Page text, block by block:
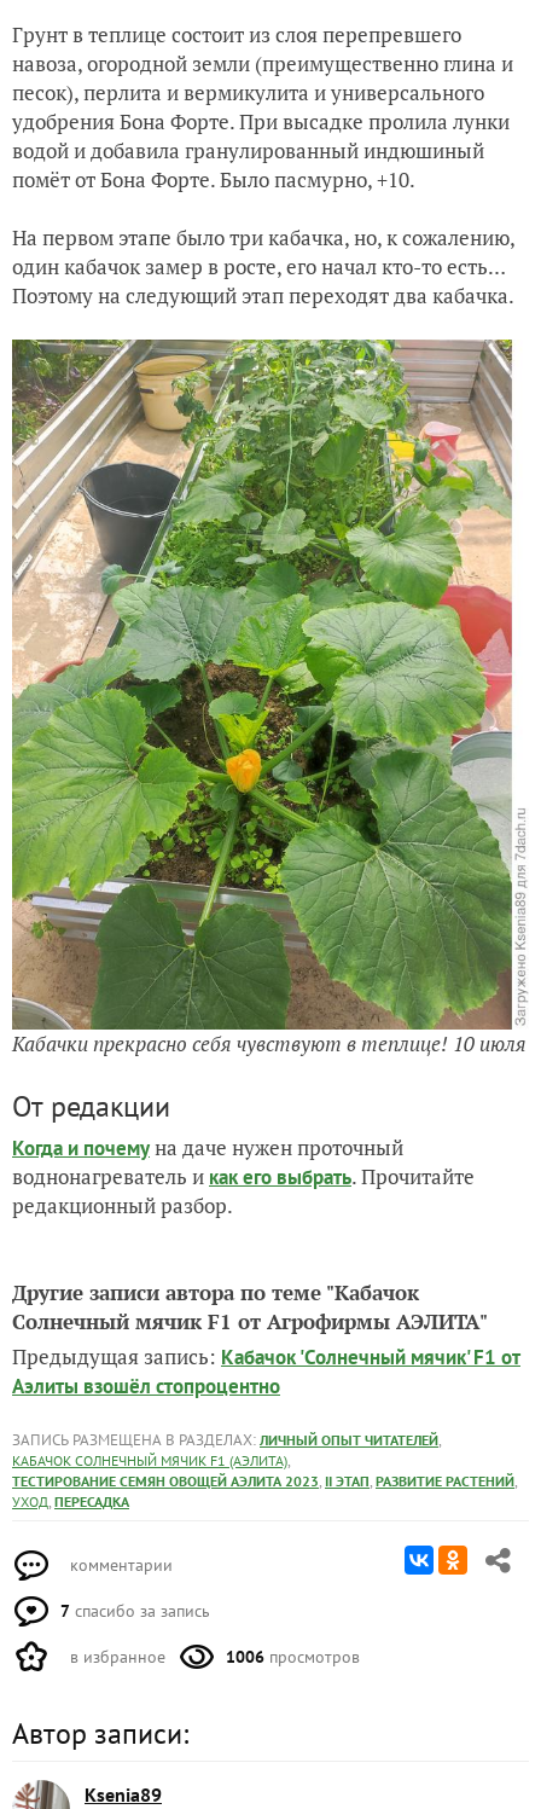
Грунт в теплице состоит из слоя перепревшего
навоза, огородной земли (преимущественно глина и
песок), перлита и вермикулита и универсального
удобрения Бона Форте. При высадке пролила лунки
водой и добавила гранулированный индюшиный
помёт от Бона Форте. Было пасмурно, +10.
На первом этапе было три кабачка, но, к сожалению,
один кабачок замер в росте, его начал кто-то есть…
Поэтому на следующий этап переходят два кабачка.
Кабачки прекрасно себя чувствуют в теплице! 10 июля
От редакции
Когда и почемуна даче нужен проточный
воднонагреватель и как его выбрать. Прочитайте
редакционный разбор.
Другие записи автора по теме "Кабачок
Солнечный мячик F1 от Агрофирмы АЭЛИТА"
Предыдущая запись: Кабачок 'Солнечный мячик' F1 от
Аэлиты взошёл стопроцентно
ЗАПИСЬ РАЗМЕЩЕНА В РАЗДЕЛАХ: ЛИЧНЫЙ ОПЫТ ЧИТАТЕЛЕЙ,
КАБАЧОК СОЛНЕЧНЫЙ МЯЧИК F1 (АЭЛИТА),
ТЕСТИРОВАНИЕ СЕМЯН ОВОЩЕЙ АЭЛИТА 2023, II ЭТАП, РАЗВИТИЕ РАСТЕНИЙ,
УХОД, ПЕРЕСАДКА
комментарии
7 спасибо за запись
в избранное 1006 просмотров
Автор записи:
Ksenia89